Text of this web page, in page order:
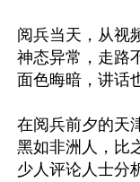
阅兵当天，从视
神态异常，走路
面色晦暗，讲话
在阅兵前夕的天
黑如非洲人，比
少人评论人士分